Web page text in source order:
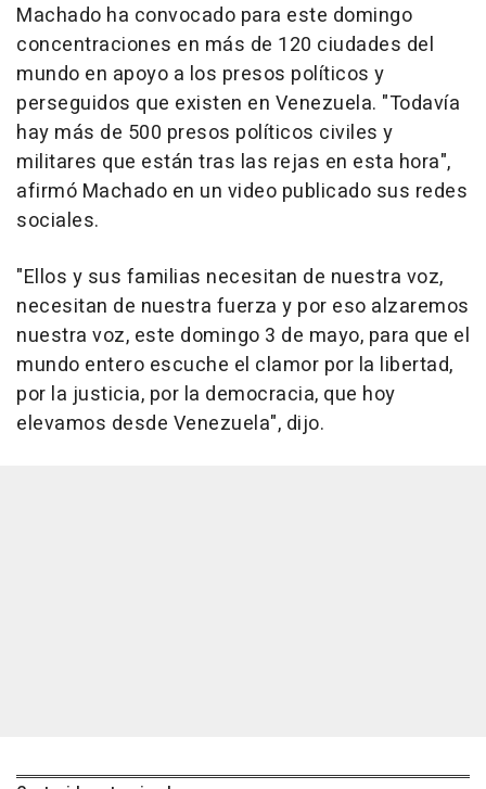
Machado ha convocado para este domingo
concentraciones en más de 120 ciudades del
mundo en apoyo a los presos políticos y
perseguidos que existen en Venezuela. "Todavía
hay más de 500 presos políticos civiles y
militares que están tras las rejas en esta hora",
afirmó Machado en un video publicado sus redes
sociales.
"Ellos y sus familias necesitan de nuestra voz,
necesitan de nuestra fuerza y por eso alzaremos
nuestra voz, este domingo 3 de mayo, para que el
mundo entero escuche el clamor por la libertad,
por la justicia, por la democracia, que hoy
elevamos desde Venezuela", dijo.